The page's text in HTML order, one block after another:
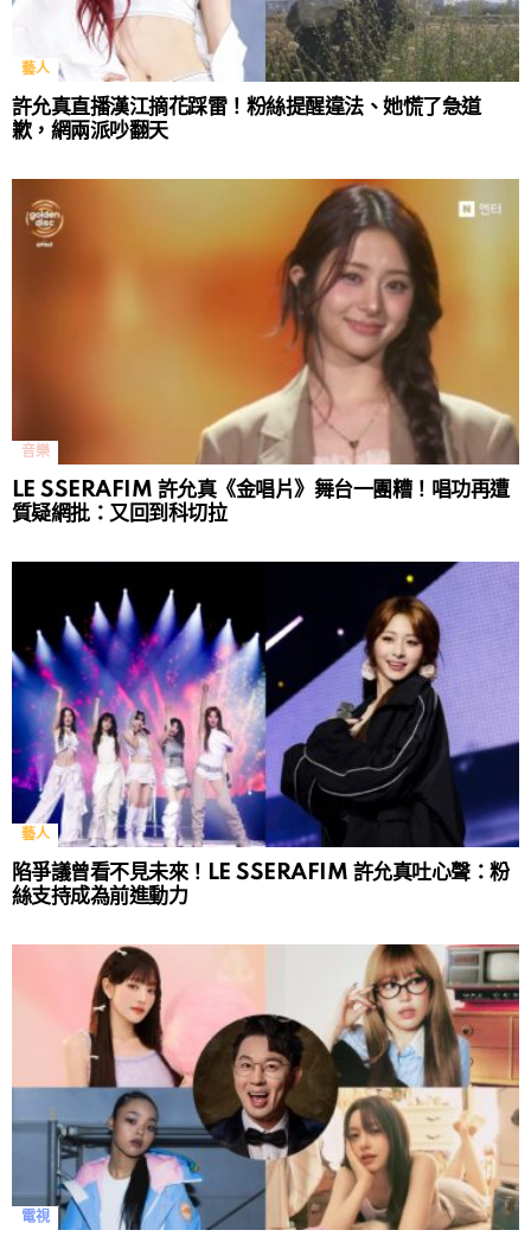
藝人
許允真直播漢江摘花踩雷！粉絲提醒違法、她慌了急道
歉，網兩派吵翻天
音樂
LE SSERAFIM 許允真《金唱片》舞台一團糟！唱功再遭
質疑網批：又回到科切拉
藝人
陷爭議曾看不見未來！LE SSERAFIM 許允真吐心聲：粉
絲支持成為前進動力
電視